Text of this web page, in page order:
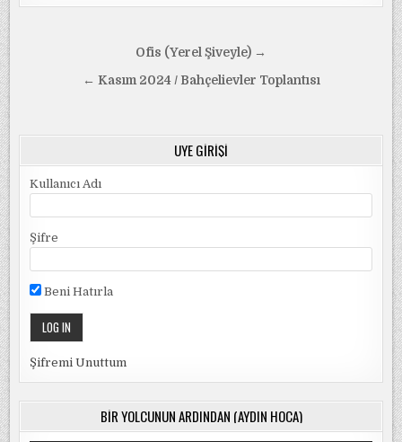
gezinmesi
Ofis (Yerel Şiveyle) →
← Kasım 2024 / Bahçelievler Toplantısı
ÜYE GIRIŞI
Kullanıcı Adı
Şifre
Beni Hatırla
Şifremi Unuttum
BIR YOLCUNUN ARDINDAN (AYDIN HOCA)